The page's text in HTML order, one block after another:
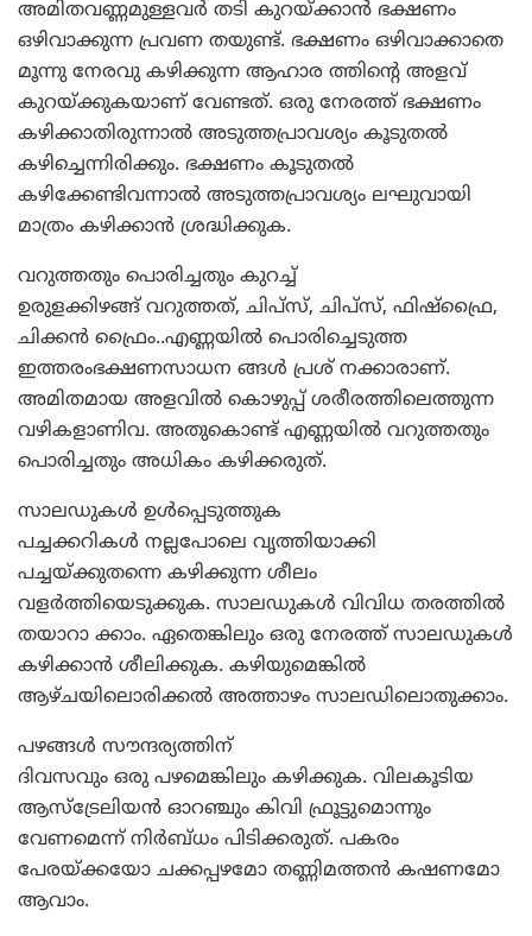
അമിതവണ്ണമുള്ളവര്‍ തടി കുറയ്‌ക്കാന്‍ ഭക്ഷണം
ഒഴിവാക്കുന്ന പ്രവണ തയുണ്ട്‌. ഭക്ഷണം ഒഴിവാക്കാതെ
മൂന്നു നേരവു കഴിക്കുന്ന ആഹാര ത്തിന്റെ അളവ്‌
കുറയ്‌ക്കുകയാണ്‌ വേണ്ടത്‌. ഒരു നേരത്ത്‌ ഭക്ഷണം
കഴിക്കാതിരുന്നാല്‍ അടുത്തപ്രാവശ്യം കൂടുതല്‍
കഴിച്ചെന്നിരിക്കും. ഭക്ഷണം കൂടുതല്‍
കഴിക്കേണ്ടിവന്നാല്‍ അടുത്തപ്രാവശ്യം ലഘുവായി
മാത്രം കഴിക്കാന്‍ ശ്രദ്ധിക്കുക.
വറുത്തതും പൊരിച്ചതും കുറച്ച്‌
ഉരുളക്കിഴങ്ങ്‌ വറുത്തത്‌, ചിപ്‌സ്‌, ചിപ്‌സ്‌, ഫിഷ്‌ഫ്രൈ,
ചിക്കന്‍ ഫ്രൈം..എണ്ണയില്‍ പൊരിച്ചെടുത്ത
ഇത്തരംഭക്ഷണസാധന ങ്ങള്‍ പ്രശ്‌ നക്കാരാണ്‌.
അമിതമായ അളവില്‍ കൊഴുപ്പ്‌ ശരീരത്തിലെത്തുന്ന
വഴികളാണിവ. അതുകൊണ്ട്‌ എണ്ണയില്‍ വറുത്തതും
പൊരിച്ചതും അധികം കഴിക്കരുത്‌.
സാലഡുകള്‍ ഉള്‍പ്പെടുത്തുക
പച്ചക്കറികള്‍ നല്ലപോലെ വൃത്തിയാക്കി
പച്ചയ്‌ക്കുതന്നെ കഴിക്കുന്ന ശീലം
വളര്‍ത്തിയെടുക്കുക. സാലഡുകള്‍ വിവിധ തരത്തില്‍
തയാറാ ക്കാം. ഏതെങ്കിലും ഒരു നേരത്ത്‌ സാലഡുകള്‍
കഴിക്കാന്‍ ശീലിക്കുക. കഴിയുമെങ്കില്‍
ആഴ്‌ചയിലൊരിക്കല്‍ അത്താഴം സാലഡിലൊതുക്കാം.
പഴങ്ങള്‍ സൗന്ദര്യത്തിന്‌
ദിവസവും ഒരു പഴമെങ്കിലും കഴിക്കുക. വിലകൂടിയ
ആസ്‌ട്രേലിയന്‍ ഓറഞ്ചും കിവി ഫ്രൂട്ടുമൊന്നും
വേണമെന്ന്‌ നിര്‍ബ്‌ധം പിടിക്കരുത്‌. പകരം
പേരയ്‌ക്കയോ ചക്കപ്പഴമോ തണ്ണിമത്തന്‍ കഷണമോ
ആവാം.